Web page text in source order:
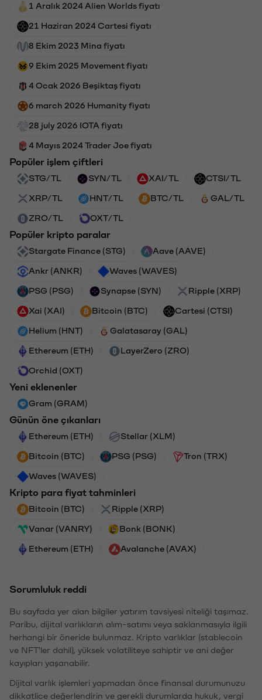
1 Aralık 2024 Alien Worlds fiyatı
21 Haziran 2024 Cartesi fiyatı
8 Ekim 2023 Mina fiyatı
9 Ekim 2025 Movement fiyatı
4 Ocak 2026 Beşiktaş fiyatı
6 march 2026 Humanity fiyatı
28 july 2026 IOTA fiyatı
4 Mayıs 2024 Trader Joe fiyatı
Popüler işlem çiftleri
STG/TL SYN/TL XAI/TL CTSI/TL
XRP/TL HNT/TL BTC/TL GAL/TL
ZRO/TL OXT/TL
Popüler kripto paralar
Stargate Finance (STG) Aave (AAVE)
Ankr (ANKR) Waves (WAVES)
PSG (PSG) Synapse (SYN) Ripple (XRP)
Xai (XAI) Bitcoin (BTC) Cartesi (CTSI)
Helium (HNT) Galatasaray (GAL)
Ethereum (ETH) LayerZero (ZRO)
Orchid (OXT)
Yeni eklenenler
Gram (GRAM)
Günün öne çıkanları
Ethereum (ETH) Stellar (XLM)
Bitcoin (BTC) PSG (PSG) Tron (TRX)
Waves (WAVES)
Kripto para fiyat tahminleri
Bitcoin (BTC) Ripple (XRP)
Vanar (VANRY) Bonk (BONK)
Ethereum (ETH) Avalanche (AVAX)
Sorumluluk reddi
Bu sayfada yer alan bilgiler yatırım tavsiyesi niteliği taşımaz.
Paribu, dijital varlıkların alım-satımı veya saklanmasıyla ilgili
herhangi bir öneride bulunmaz. Kripto varlıklar (stablecoin
ve NFT'ler dahil), yüksek volatiliteye sahiptir ve ani değer
kayıpları yaşanabilir.
Dijital varlık işlemleri yapmadan önce finansal durumunuzu
dikkatlice değerlendirin ve gerekli durumlarda hukuk, vergi